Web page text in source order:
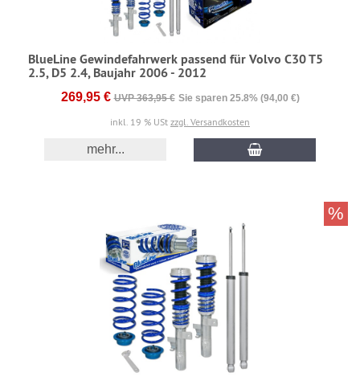
BlueLine Gewindefahrwerk passend für Volvo C30 T5
2.5, D5 2.4, Baujahr 2006 - 2012
269,95 € UVP 363,95 € Sie sparen 25.8% (94,00 €)
inkl. 19 % USt zzgl. Versandkosten
mehr...
%